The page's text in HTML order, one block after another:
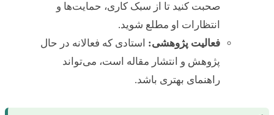
صحبت کنید تا از سبک کاری، حمایت‌ها و
انتظارات او مطلع شوید.
فعالیت پژوهشی: استادی که فعالانه در حال
پژوهش و انتشار مقاله است، می‌تواند
راهنمای بهتری باشد.